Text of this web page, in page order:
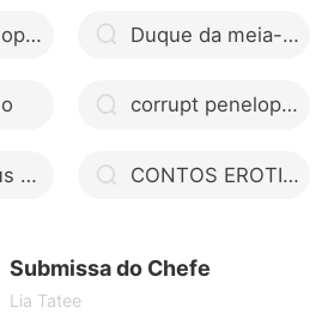
Duque da meia-noite de Tessa Dare
corrupt penelope douglas mobi
CONTOS EROTICOS +18 facebook
Submissa do Chefe
Lia Tatee